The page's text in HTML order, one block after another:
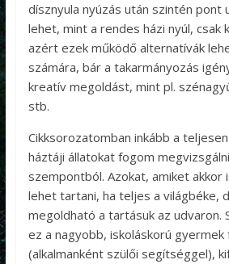
dísznyula nyúzás után szintén pont
lehet, mint a rendes házi nyúl, csak
azért ezek működő alternatívák
számára, bár a takarmányozás
kreatív megoldást, mint pl.
stb.
Cikksorozatomban inkább a
háztáji állatokat fogom
szempontból. Azokat, amiket akkor
lehet tartani, ha teljes a világbéke,
megoldható a tartásuk az udvaron.
ez a nagyobb, iskoláskorú gyermek
(alkalmanként szülői segítséggel),